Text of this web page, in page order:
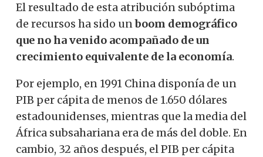
El resultado de esta atribución subóptima
de recursos ha sido unboom demográfico
que no ha venido acompañado de un
crecimiento equivalente de la economía.
Por ejemplo, en 1991 China disponía de un
PIB per cápita de menos de 1.650 dólares
estadounidenses, mientras que la media del
África subsahariana era de más del doble. En
cambio, 32 años después, el PIB per cápita